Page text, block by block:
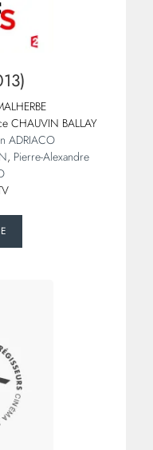
CHAUVIN BALLAY
ADRIACO
, Pierre-Alexandre